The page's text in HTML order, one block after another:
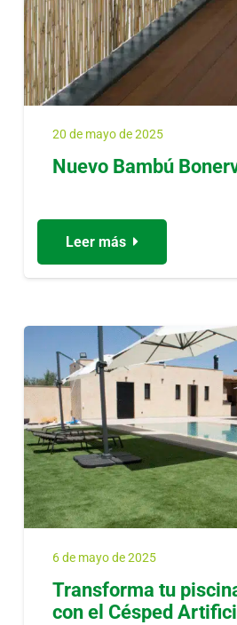
20 de mayo de 2025
Nuevo Bambú
Leer más
6 de mayo de 2025
Transforma tu
con el Césped